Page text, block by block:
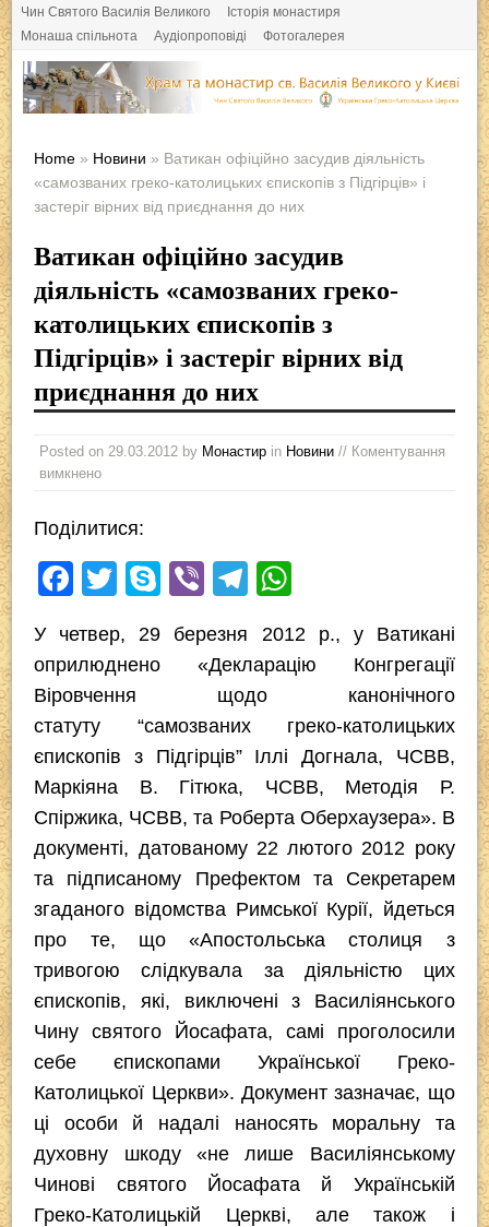
Чин Святого Василія Великого
Історія монастиря
Монаша спільнота
Аудіопроповіді Фотогалерея
Home » Новини » Ватикан офіційно засудив діяльність
«самозваних греко-католицьких єпископів з Підгірців» і
застеріг вірних від приєднання до них
Ватикан офіційно засудив
діяльність «самозваних греко-
католицьких єпископів з
Підгірців» і застеріг вірних від
приєднання до них
Posted on 29.03.2012 by Монастир in Новини // Коментування
вимкнено
Поділитися:
F
c
e
b
o
o
k
T
tt
er
S
p
Vi
er
T
e
gr
a
m
at
s
A
p
p
У четвер, 29 березня 2012 р., у Ватикані
оприлюднено «Декларацію Конгрегації
Віровчення щодо канонічного
статуту “самозваних греко-католицьких
єпископів з Підгірців” Іллі Догнала, ЧСВВ,
Маркіяна В. Гітюка, ЧСВВ, Методія Р.
Спіржика, ЧСВВ, та Роберта Оберхаузера». В
документі, датованому 22 лютого 2012 року
та підписаному Префектом та Секретарем
згаданого відомства Римської Курії, йдеться
про те, що «Апостольська столиця з
тривогою слідкувала за діяльністю цих
єпископів, які, виключені з Василіянського
Чину святого Йосафата, самі проголосили
себе єпископами Української Греко-
Католицької Церкви». Документ зазначає, що
ці особи й надалі наносять моральну та
духовну шкоду «не лише Василіянському
Чинові святого Йосафата й Українській
Греко-Католицькій Церкві, але також і